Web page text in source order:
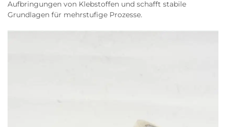
Aufbringungen von Klebstoffen und schafft stabile
Grundlagen für mehrstufige Prozesse.